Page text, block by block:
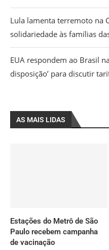
Lula lamenta terremoto na
solidariedade às famílias
EUA respondem ao Brasil
disposição’ para discutir
AS MAIS LIDAS
Estações do Metrô de São
Paulo recebem campanha
de vacinação